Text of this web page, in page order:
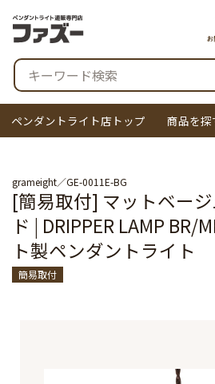
ペンダントライト店トップ 商品を探
grameight GE-0011E-BG
[簡易取付] マットベー
ド | DRIPPER LAMP BR/
ト製ペンダントライト
簡易取付